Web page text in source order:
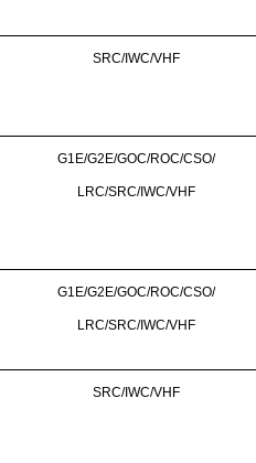
SRC/IWC/VHF
G1E/G2E/GOC/ROC/CSO/
LRC/SRC/IWC/VHF
G1E/G2E/GOC/ROC/CSO/
LRC/SRC/IWC/VHF
SRC/IWC/VHF